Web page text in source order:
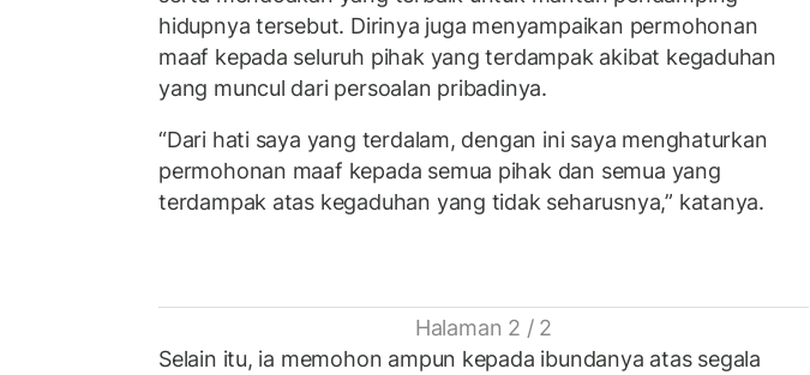
hidupnya tersebut. Dirinya juga menyampaikan permohonan
maaf kepada seluruh pihak yang terdampak akibat kegaduhan
yang muncul dari persoalan pribadinya.
“Dari hati saya yang terdalam, dengan ini saya menghaturkan
permohonan maaf kepada semua pihak dan semua yang
terdampak atas kegaduhan yang tidak seharusnya,” katanya.
Halaman 2 / 2
Selain itu, ia memohon ampun kepada ibundanya atas segala